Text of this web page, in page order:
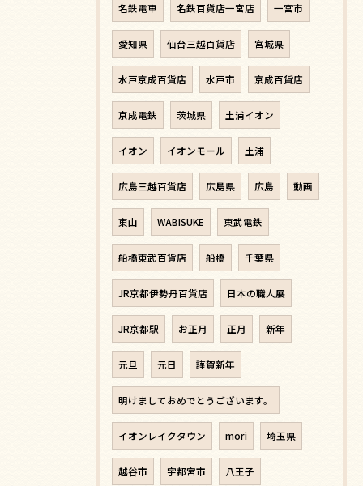
名鉄電車 名鉄百貨店一宮店 一宮市
愛知県 仙台三越百貨店 宮城県
水戸京成百貨店 水戸市 京成百貨店
京成電鉄 茨城県 土浦イオン
イオン イオンモール 土浦
広島三越百貨店 広島県 広島 動画
東山 WABISUKE 東武電鉄
船橋東武百貨店 船橋 千葉県
JR京都伊勢丹百貨店 日本の職人展
JR京都駅 お正月 正月 新年
元旦 元日 謹賀新年
明けましておめでとうございます。
イオンレイクタウン mori 埼玉県
越谷市 宇都宮市 八王子